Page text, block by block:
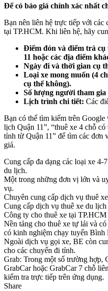
Để có báo giá chính xác nhất
Bạn nên liên hệ trực tiếp với
tại TP.HCM. Khi liên hệ, hãy
Điểm đón và điểm trả cụ
11 hoặc các địa điểm
Ngày đi và thời gian cụ
Loại xe mong muốn (4
cụ thể không).
Số lượng người tham gia
Lịch trình chi tiết: Các
Bạn có thể tìm kiếm trên
lịch Quận 11”, “thuê xe 4 chỗ
tỉnh từ Quận 11” để tìm các đơn
giá.
Cung cấp đa dạng các loại xe 4-
du lịch.
Một trong những đơn vị lớn và
vụ.
Chuyên cung cấp dịch vụ thuê
Cung cấp dịch vụ thuê xe du
Công ty cho thuê xe tại
Nền tảng cho thuê xe tự lái và
có kinh nghiệm chạy tuyến Bình
Ngoài dịch vụ gọi xe, BE còn
cho các chuyến đi tỉnh.
Grab: Trong một số trường hợp,
GrabCar hoặc GrabCar 7 chỗ
kiểm tra trực tiếp trên ứng dụng.
Share